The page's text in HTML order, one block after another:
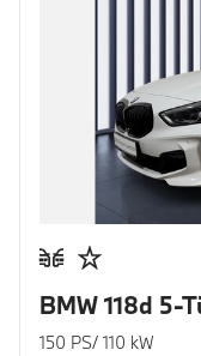
BMW 118d 5-
150 PS/ 110 kW